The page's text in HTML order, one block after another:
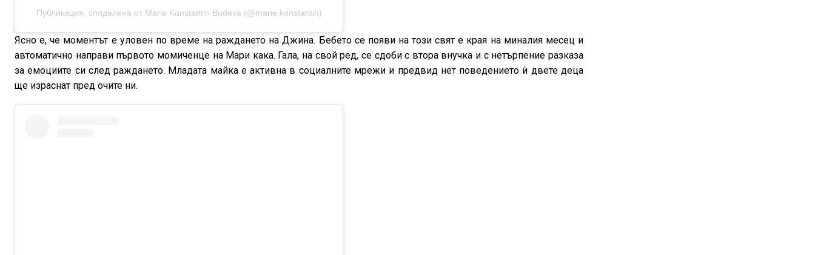
Публикация, споделена от Marie Konstantin Budeva (@marie.konstantin)
Ясно е, че моментът е уловен по време на раждането на Джина. Бебето се появи на този свят е края на миналия месец и
автоматично направи първото момиченце на Мари кака. Гала, на свой ред, се сдоби с втора внучка и с нетърпение разказа
за емоциите си след раждането. Младата майка е активна в социалните мрежи и предвид нет поведението ѝ двете деца
ще израснат пред очите ни.